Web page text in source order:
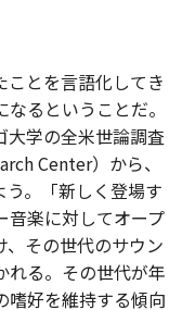
とを言語化してき
るということだ。
大学の全米世論調査
Center）から、
う。「新しく登場す
音楽に対してオープ
、その世代のサウン
れる。その世代が年
嗜好を維持する傾向